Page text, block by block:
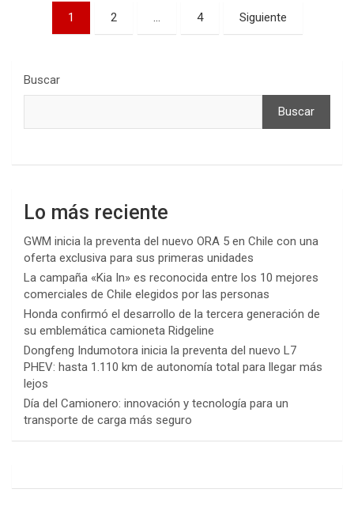
Paginación
1 2 … 4 Siguiente
Buscar
Buscar
Lo más reciente
GWM inicia la preventa del nuevo ORA 5 en Chile con una
oferta exclusiva para sus primeras unidades
La campaña «Kia In» es reconocida entre los 10 mejores
comerciales de Chile elegidos por las personas
Honda confirmó el desarrollo de la tercera generación de
su emblemática camioneta Ridgeline
Dongfeng Indumotora inicia la preventa del nuevo L7
PHEV: hasta 1.110 km de autonomía total para llegar más
lejos
Día del Camionero: innovación y tecnología para un
transporte de carga más seguro